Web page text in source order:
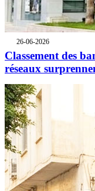
26-06-2026
Classement des
réseaux